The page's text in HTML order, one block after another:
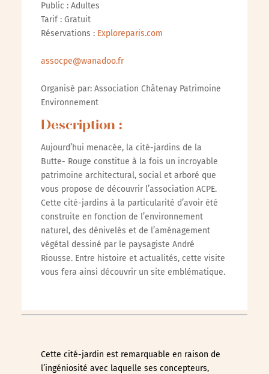
Public : Adultes
Tarif : Gratuit
Réservations : Exploreparis.com
assocpe@wanadoo.fr
Organisé par: Association Châtenay Patrimoine
Environnement
Description :
Aujourd’hui menacée, la cité-jardins de la
Butte- Rouge constitue à la fois un incroyable
patrimoine architectural, social et arboré que
vous propose de découvrir l’association ACPE.
Cette cité-jardins à la particularité d’avoir été
construite en fonction de l’environnement
naturel, des dénivelés et de l’aménagement
végétal dessiné par le paysagiste André
Riousse. Entre histoire et actualités, cette visite
vous fera ainsi découvrir un site emblématique.
Cette cité-jardin est remarquable en raison de
l’ingéniosité avec laquelle ses concepteurs,